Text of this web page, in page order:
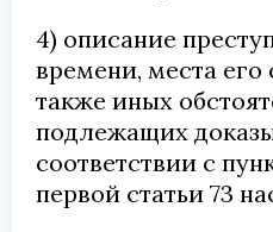
4) описание
времени, места его
также иных
подлежащих
соответствии с
первой статьи 73